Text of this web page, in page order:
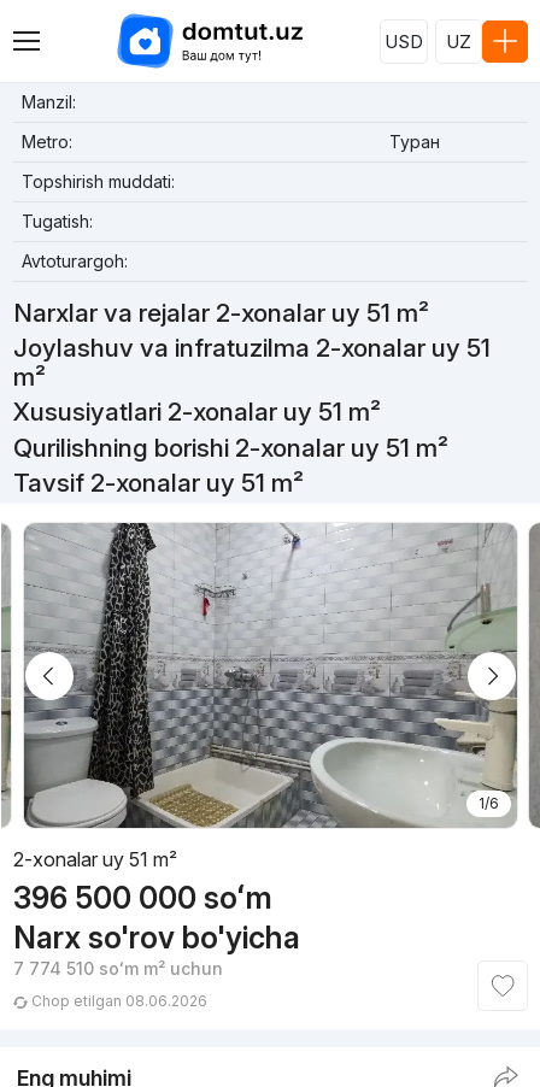
USD UZ
Manzil:
Metro:
Туран
Topshirish muddati:
Tugatish:
Avtoturargoh:
Narxlar va rejalar 2-xonalar uy 51 m²
Joylashuv va infratuzilma 2-xonalar uy 51
m²
Xususiyatlari 2-xonalar uy 51 m²
Qurilishning borishi 2-xonalar uy 51 m²
Tavsif 2-xonalar uy 51 m²
1/6
2-xonalar uy 51 m²
396 500 000 soʻm
Narx so'rov bo'yicha
7 774 510 soʻmm² uchun
Chop etilgan 08.06.2026
Eng muhimi